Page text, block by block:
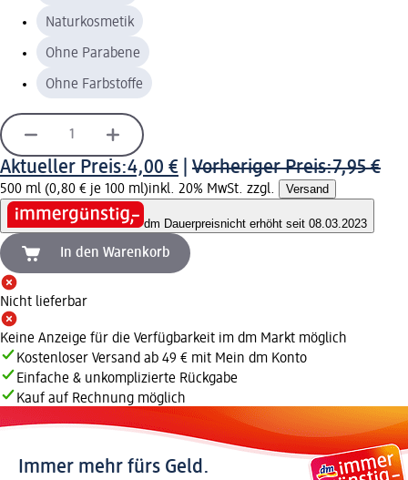
Naturkosmetik
Ohne Parabene
Ohne Farbstoffe
Aktueller Preis:4,00 € Vorheriger Preis:7,95 €
500 ml (0,80 € je 100 ml)inkl. 20% MwSt. zzgl. Versand
dm Dauerpreisnicht erhöht seit 08.03.2023
In den Warenkorb
Nicht lieferbar
Keine Anzeige für die Verfügbarkeit im dm Markt möglich
Kostenloser Versand ab 49 € mit Mein dm Konto
Einfache & unkomplizierte Rückgabe
Kauf auf Rechnung möglich
Immer mehr fürs Geld.